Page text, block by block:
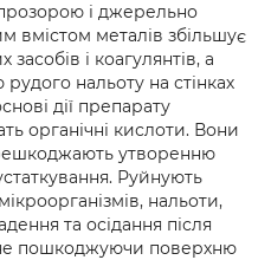
і джерельно
вмістом металів збільшує
і коагулянтів, а
нальоту на стінках
дії препарату
органічні кислоти. Вони
утворенню
Руйнують
нальоти,
та осідання після
не пошкоджуючи поверхню